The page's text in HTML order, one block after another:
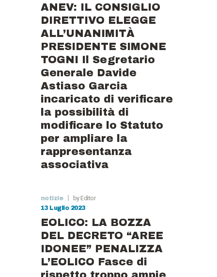
ANEV: IL CONSIGLIO
DIRETTIVO ELEGGE
ALL’UNANIMITÀ
PRESIDENTE SIMONE
TOGNI Il Segretario
Generale Davide
Astiaso Garcia
incaricato di verificare
la possibilità di
modificare lo Statuto
per ampliare la
rappresentanza
associativa
notizie by Editor
13 Luglio 2023
EOLICO: LA BOZZA
DEL DECRETO “AREE
IDONEE” PENALIZZA
L’EOLICO Fasce di